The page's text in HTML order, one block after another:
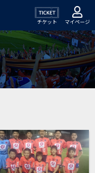
チケット マイページ